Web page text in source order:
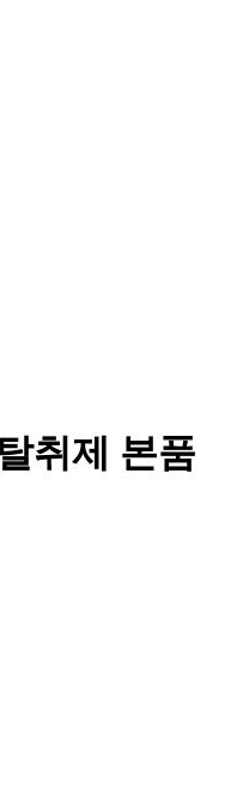
취제 본품